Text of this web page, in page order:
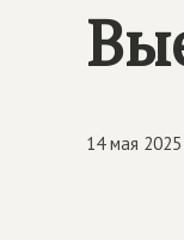
14 мая 2025